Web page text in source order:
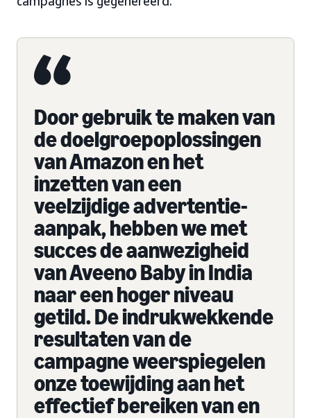
Door gebruik te maken van
de doelgroepoplossingen
van Amazon en het
inzetten van een
veelzijdige advertentie-
aanpak, hebben we met
succes de aanwezigheid
van Aveeno Baby in India
naar een hoger niveau
getild. De indrukwekkende
resultaten van de
campagne weerspiegelen
onze toewijding aan het
effectief bereiken van en